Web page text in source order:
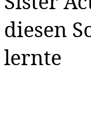
diesen
lernte